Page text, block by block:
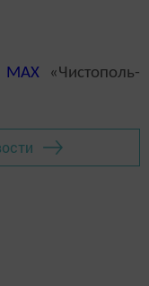
MAX«Чистополь-